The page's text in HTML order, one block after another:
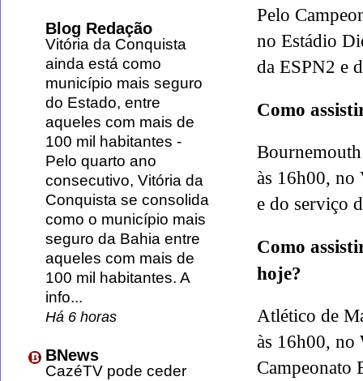
Pelo
no Estádio
da ESPN2 e
Como
às 16h00, no
e do serviço
Como
hoje?
Atlético de
às 16h00, no
Campeonato
Blog Redação
Vitória da Conquista
ainda está como
município mais seguro
do Estado, entre
aqueles com mais de
100 mil habitantes -
Pelo quarto ano
consecutivo, Vitória da
Conquista se consolida
como o município mais
seguro da Bahia entre
aqueles com mais de
100 mil habitantes. A
info...
Há 6 horas
BNews
CazéTV pode ceder